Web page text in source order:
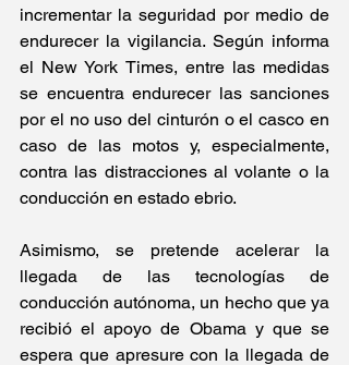
incrementar la seguridad por medio de
endurecer la vigilancia. Según informa
el New York Times, entre las medidas
se encuentra endurecer las sanciones
por el no uso del cinturón o el casco en
caso de las motos y, especialmente,
contra las distracciones al volante o la
conducción en estado ebrio.
Asimismo, se pretende acelerar la
llegada de las tecnologías de
conducción autónoma, un hecho que ya
recibió el apoyo de Obama y que se
espera que apresure con la llegada de